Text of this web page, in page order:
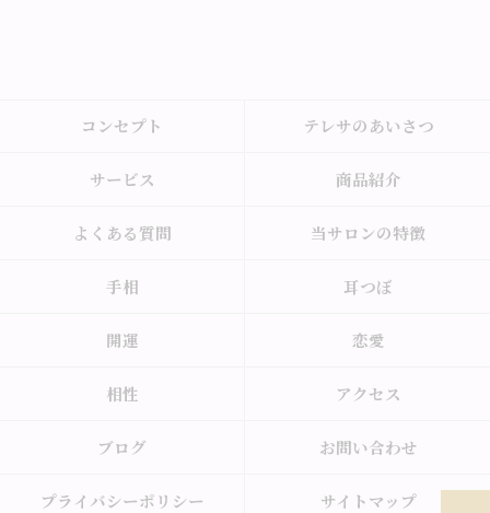
コンセプト テレサのあいさつ
サービス 商品紹介
よくある質問 当サロンの特徴
手相 耳つぼ
開運 恋愛
相性 アクセス
ブログ お問い合わせ
プライバシーポリシー サイトマップ